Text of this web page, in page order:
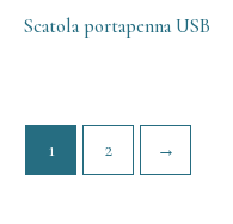
Scatola portapenna USB
1 2 →